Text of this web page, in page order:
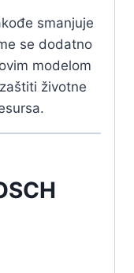
smanjuje
se dodatno
modelom
životne